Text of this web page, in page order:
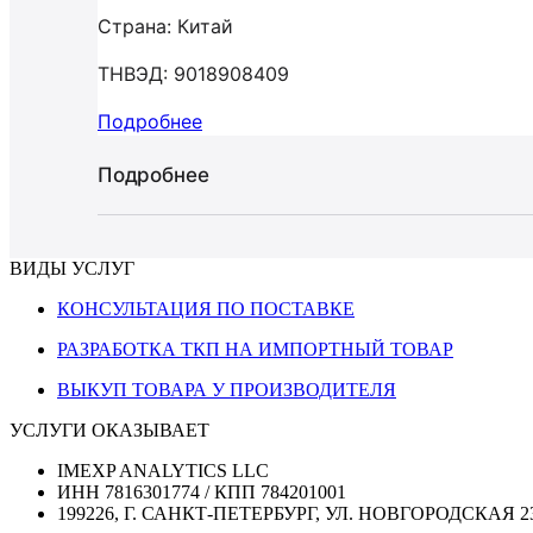
Страна: Китай
ТНВЭД: 9018908409
Подробнее
Подробнее
ВИДЫ УСЛУГ
КОНСУЛЬТАЦИЯ ПО ПОСТАВКЕ
РАЗРАБОТКА ТКП НА ИМПОРТНЫЙ ТОВАР
ВЫКУП ТОВАРА У ПРОИЗВОДИТЕЛЯ
УСЛУГИ ОКАЗЫВАЕТ
IMEXP ANALYTICS LLC
ИНН 7816301774 / КПП 784201001
199226, Г. САНКТ-ПЕТЕРБУРГ, УЛ. НОВГОРОДСКАЯ